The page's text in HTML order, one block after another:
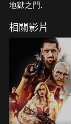
地獄之門.
相關影片